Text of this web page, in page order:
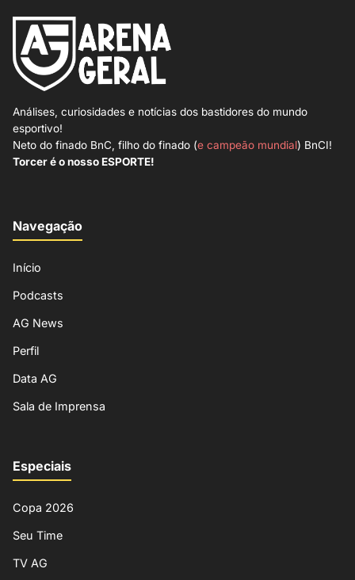
Análises, curiosidades e notícias dos bastidores do mundo
esportivo!
Neto do finado BnC, filho do finado (e campeão mundial) BnCI!
Torcer é o nosso ESPORTE!
Navegação
Início
Podcasts
AG News
Perfil
Data AG
Sala de Imprensa
Especiais
Copa 2026
Seu Time
TV AG